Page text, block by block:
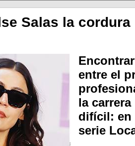
Salas la cordura
entre el
la
difícil: en
serie